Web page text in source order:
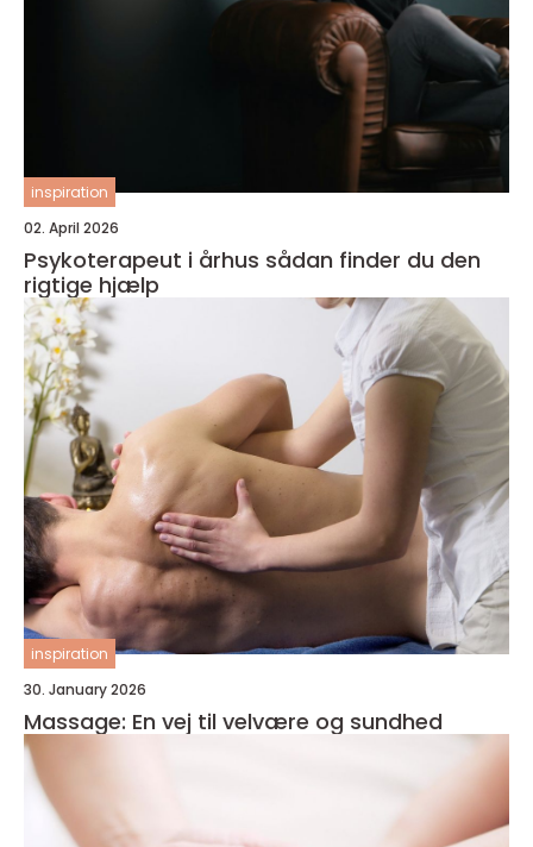
inspiration
02. April 2026
Psykoterapeut i århus sådan finder du den
rigtige hjælp
inspiration
30. January 2026
Massage: En vej til velvære og sundhed